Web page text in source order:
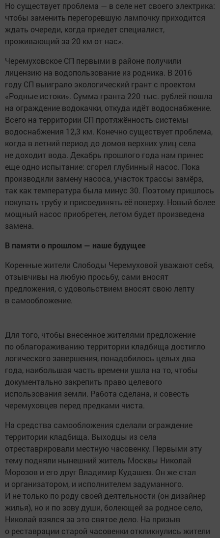
Но существует проблема — в селе нет своего электрика:
чтобы заменить перегоревшую лампочку приходится
ждать очереди, когда приедет специалист,
проживающий за 20 км от нас».
Черемуховское СП первыми в районе получили
лицензию на водопользование из родника. В 2016
году СП выиграло экологический грант с проектом
«Родные истоки». Сумма гранта 220 тыс. рублей пошла
на ограждение водокачки, откуда идёт водоснабжение.
Всего на территории СП протяжённость системы
водоснабжения 12,3 км. Конечно существует проблема,
когда в летний период до домов верхних улиц села
не доходит вода. Декабрь прошлого года нам принес
еще одно испытание: сгорел глубинный насос. Пока
производили замену насоса, участок трассы замёрз,
так как температура была минус 30. Поэтому пришлось
покупать трубу и присоединять её поверху. Новый более
мощный насос приобретен, летом будет произведена
замена.
В памяти о прошлом — наше будущее
Коренные жители Слободы Черемуховой уважают себя,
отзывчивы на любую просьбу, сами вносят
предложения, с удовольствием вносят свою лепту
в самообложение.
Для того, чтобы внесенное жителями предложение
по облагораживанию территории кладбища достигло
логического завершения, понадобилось целых два
года, наибольшая часть времени ушла на то, чтобы
документально закрепить право целевого
использования земли. Работа сделана, и совесть
черемуховцев перед предками чиста.
На средства самообложения сделали ограждение
территории кладбища. Выходцы из села
отреставрировали местную часовенку. Первыми эту
тему подняли нынешний житель Москвы Николай
Морозов и его друг Владимир Кудашев. Он же стал
и организатором, и исполнителем задуманного.
И не только по роду своей деятельности (он дизайнер
жилья), но и по зову души, болеющей за родное село,
Николай взялся за это святое дело. На призыв
о реставрации старой часовенки откликнулись жители